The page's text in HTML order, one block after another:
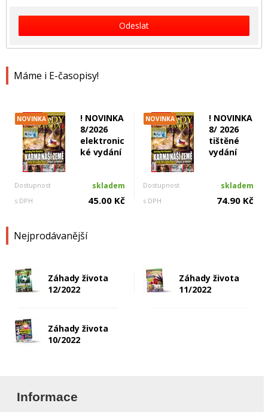
Máme i E-časopisy!
NOVINKA
! NOVINKA
8/2026
elektronic
ké vydání
Dostupnost skladem
s DPH 45.00 Kč
NOVINKA
! NOVINKA
8/ 2026
tištěné
vydání
Dostupnost skladem
s DPH 74.90 Kč
Nejprodávanější
Záhady života
12/2022
Záhady života
11/2022
Záhady života
10/2022
Odeslat
Informace